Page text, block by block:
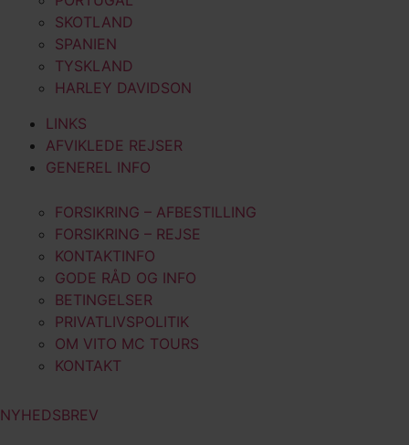
SKOTLAND
SPANIEN
TYSKLAND
HARLEY DAVIDSON
LINKS
AFVIKLEDE REJSER
GENEREL INFO
FORSIKRING – AFBESTILLING
FORSIKRING – REJSE
KONTAKTINFO
GODE RÅD OG INFO
BETINGELSER
PRIVATLIVSPOLITIK
OM VITO MC TOURS
KONTAKT
NYHEDSBREV